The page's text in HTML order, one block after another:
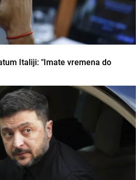
Italiji: "Imate vremena do